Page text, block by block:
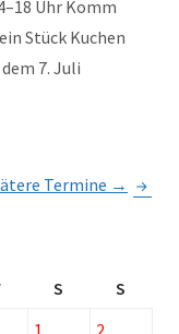
Uhr Komm
Stück Kuchen
7. Juli
Termine →
S
S
1
2